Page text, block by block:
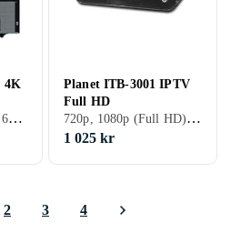
4K
HDTV-mottagare, 2160p (4K Ultra HD), Kabel (DVB-C), Satellit (DVB-S2), Marksänd (DVB-T2)
Planet ITB-3001 IPTV
Full HD
720p, 1080p (Full HD), 1080i
1 025 kr
2 3 4